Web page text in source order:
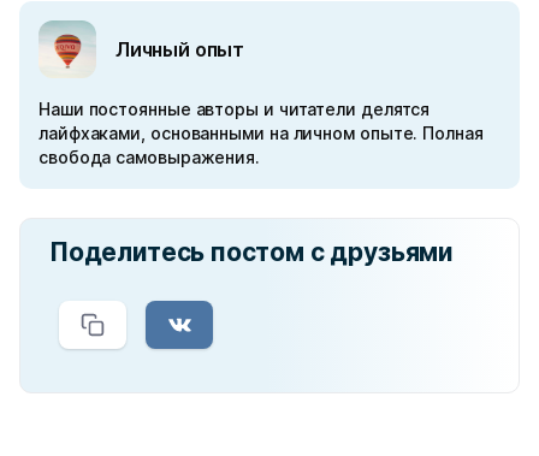
Личный опыт
Наши постоянные авторы и читатели делятся
лайфхаками, основанными на личном опыте. Полная
свобода самовыражения.
Поделитесь постом с друзьями